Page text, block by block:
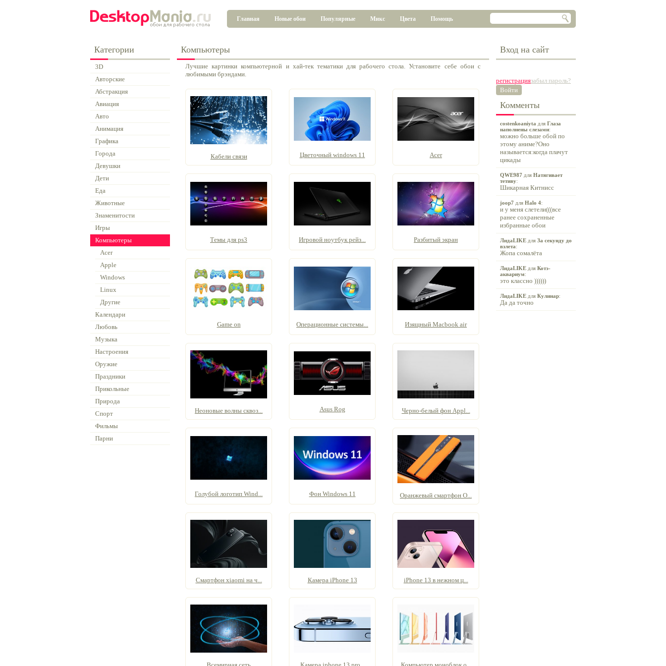
Главная Новые обои Популярные Микс Цвета Помощь
Категории
3D
Авторские
Абстракция
Авиация
Авто
Анимация
Графика
Города
Девушки
Дети
Еда
Животные
Знаменитости
Игры
Компьютеры
Acer
Apple
Windows
Linux
Другие
Календари
Любовь
Музыка
Настроения
Оружие
Праздники
Прикольные
Природа
Спорт
Фильмы
Парни
Компьютеры
Лучшие картинки компьютерной и хай-тек тематики для рабочего стола. Установите себе обои с
любимыми брэндами.
Кабели связи Цветочный windows 11 Acer
Темы для ps3 Игровой ноутбук рейз... Разбитый экран
Game on Операционные системы... Изящный Macbook air
Неоновые волны сквоз... Asus Rog Черно-белый фон Appl...
Голубой логотип Wind... Фон Windows 11 Оранжевый смартфон O...
Смартфон xiaomi на ч... Камера iPhone 13 iPhone 13 в нежном ц...
Вход на сайт
регистрациязабыл пароль?
Войти
Комменты
costenkoaniyta для Глаза
наполнены слезами:
можно больше обой по
этому аниме?Оно
называется:когда плачут
цикады
QWE987 для Натягивает
тетиву:
Шикарная Китнисс
joop7 для Halo 4:
и у меня слетели(((все
ранее сохраненные
избранные обои
ЛидаLIKE для За секунду до
взлета:
Жопа сомалёта
ЛидаLIKE для Котэ-
аквариум:
это классно ))))))
ЛидаLIKE для Кулинар:
Да да точно